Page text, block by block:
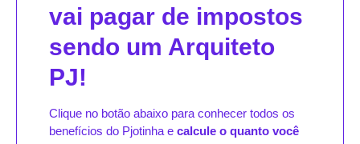
vai pagar de impostos
sendo um Arquiteto
PJ!
Clique no botão abaixo para conhecer todos os
benefícios do Pjotinha e calcule o quanto você